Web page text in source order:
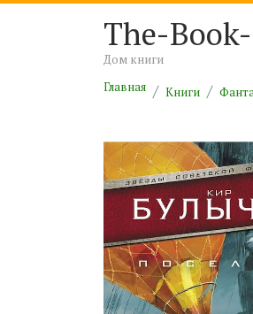
The-
Дом книги
Главная
Книги